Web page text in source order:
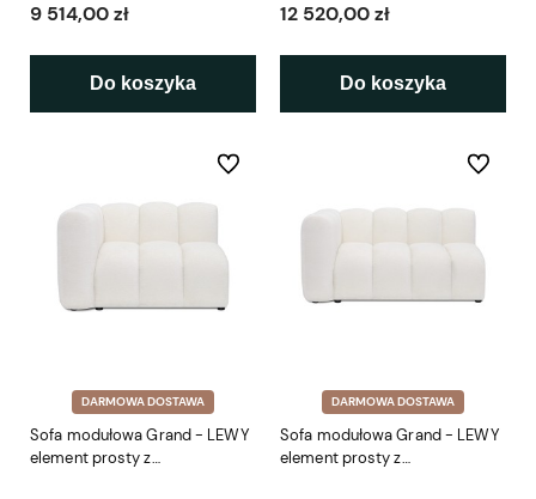
9 514,00 zł
Do koszyka
12 520,00 zł
Do koszyka
DARMOWA DOSTAWA
Sofa modułowa Grand - LEWY
element prosty z
Do ulubionych
DARMOWA DOSTAWA
Sofa modułowa Grand - LEWY
element prosty z
Do